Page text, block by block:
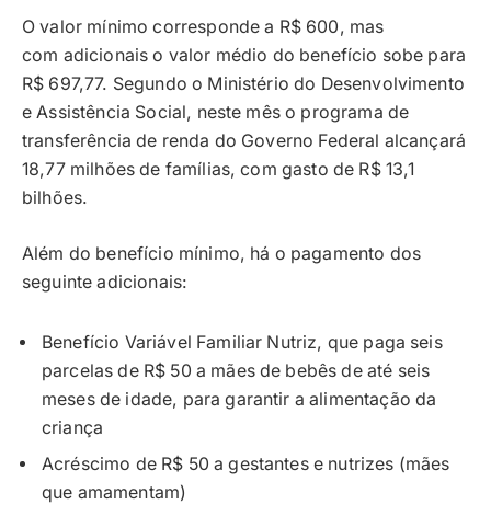
O valor mínimo corresponde a R$ 600, mas
com adicionais o valor médio do benefício sobe para
R$ 697,77. Segundo o Ministério do Desenvolvimento
e Assistência Social, neste mês o programa de
transferência de renda do Governo Federal alcançará
18,77 milhões de famílias, com gasto de R$ 13,1
bilhões.
Além do benefício mínimo, há o pagamento dos
seguinte adicionais:
Benefício Variável Familiar Nutriz, que paga seis
parcelas de R$ 50 a mães de bebês de até seis
meses de idade, para garantir a alimentação da
criança
Acréscimo de R$ 50 a gestantes e nutrizes (mães
que amamentam)